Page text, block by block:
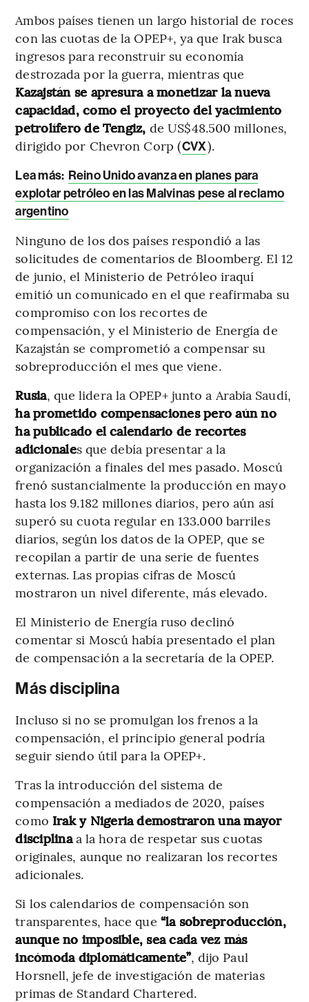
Ambos países tienen un largo historial de roces
con las cuotas de la OPEP+, ya que Irak busca
ingresos para reconstruir su economía
destrozada por la guerra, mientras que
Kazajstán se apresura a monetizar la nueva
capacidad, como el proyecto del yacimiento
petrolífero de Tengiz, de US$48.500 millones,
dirigido por Chevron Corp (CVX).
Lea más: Reino Unido avanza en planes para
explotar petróleo en las Malvinas pese al reclamo
argentino
Ninguno de los dos países respondió a las
solicitudes de comentarios de Bloomberg. El 12
de junio, el Ministerio de Petróleo iraquí
emitió un comunicado en el que reafirmaba su
compromiso con los recortes de
compensación, y el Ministerio de Energía de
Kazajstán se comprometió a compensar su
sobreproducción el mes que viene.
Rusia, que lidera la OPEP+ junto a Arabia Saudí,
ha prometido compensaciones pero aún no
ha publicado el calendario de recortes
adicionales que debía presentar a la
organización a finales del mes pasado. Moscú
frenó sustancialmente la producción en mayo
hasta los 9.182 millones diarios, pero aún así
superó su cuota regular en 133.000 barriles
diarios, según los datos de la OPEP, que se
recopilan a partir de una serie de fuentes
externas. Las propias cifras de Moscú
mostraron un nivel diferente, más elevado.
El Ministerio de Energía ruso declinó
comentar si Moscú había presentado el plan
de compensación a la secretaría de la OPEP.
Más disciplina
Incluso si no se promulgan los frenos a la
compensación, el principio general podría
seguir siendo útil para la OPEP+.
Tras la introducción del sistema de
compensación a mediados de 2020, países
como Irak y Nigeria demostraron una mayor
disciplinaa la hora de respetar sus cuotas
originales, aunque no realizaran los recortes
adicionales.
Si los calendarios de compensación son
transparentes, hace que “la sobreproducción,
aunque no imposible, sea cada vez más
incómoda diplomáticamente”, dijo Paul
Horsnell, jefe de investigación de materias
primas de Standard Chartered.